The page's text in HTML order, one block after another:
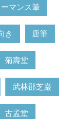
マンス筆
き 唐筆
菊壽堂
武林邵芝巌
古孟堂